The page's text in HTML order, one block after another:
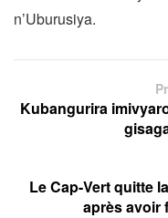
n’Uburusiya.
Kubangurira
Le Cap-Vert quitte
après avoir